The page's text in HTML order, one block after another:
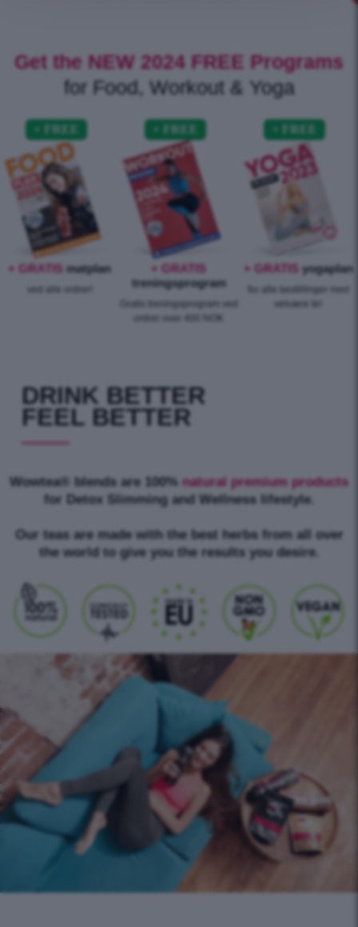
Get the NEW 2024 FREE Programs
for Food, Workout & Yoga
+ GRATIS matplan
ved alle ordrer!
+ GRATIS
treningsprogram
Gratis treningsprogram ved
ordrer over 400 NOK
+ GRATIS yogaplan
for alle bestillinger med
velvære te!
DRINK BETTER
FEEL BETTER
Wowtea® blends are 100% natural premium products
for Detox Slimming and Wellness lifestyle.
Our teas are made with the best herbs from all over
the world to give you the results you desire.